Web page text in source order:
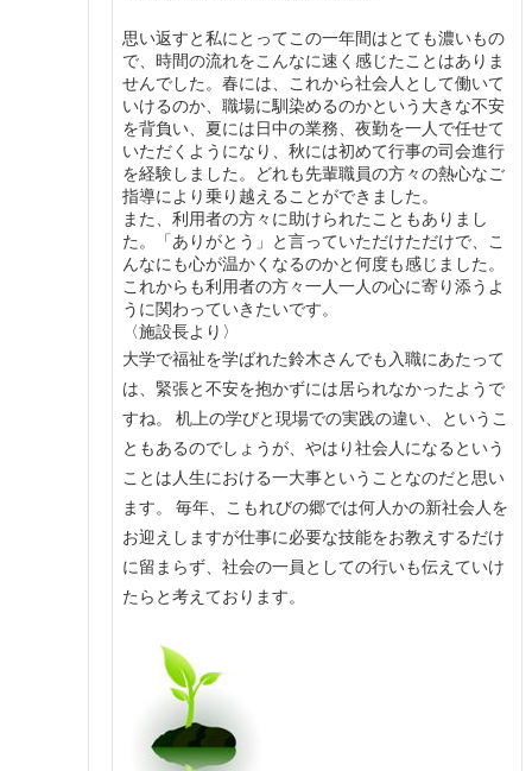
思い返すと私にとってこの一年間はとても濃いもの
で、時間の流れをこんなに速く感じたことはありま
せんでした。春には、これから社会人として働いて
いけるのか、職場に馴染めるのかという大きな不安
を背負い、夏には日中の業務、夜勤を一人で任せて
いただくようになり、秋には初めて行事の司会進行
を経験しました。どれも先輩職員の方々の熱心なご
指導により乗り越えることができました。
また、利用者の方々に助けられたこともありまし
た。「ありがとう」と言っていただけただけで、こ
んなにも心が温かくなるのかと何度も感じました。
これからも利用者の方々一人一人の心に寄り添うよ
うに関わっていきたいです。
〈施設長より〉
大学で福祉を学ばれた鈴木さんでも入職にあたって
は、緊張と不安を抱かずには居られなかったようで
すね。 机上の学びと現場での実践の違い、というこ
ともあるのでしょうが、やはり社会人になるという
ことは人生における一大事ということなのだと思い
ます。 毎年、こもれびの郷では何人かの新社会人を
お迎えしますが仕事に必要な技能をお教えするだけ
に留まらず、社会の一員としての行いも伝えていけ
たらと考えております。